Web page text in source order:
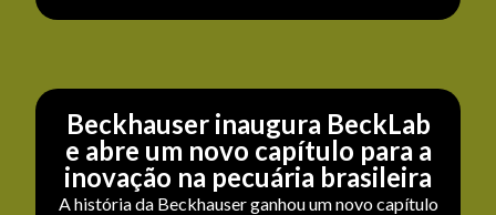
Beckhauser inaugura BeckLab
e abre um novo capítulo para a
inovação na pecuária brasileira
A história da Beckhauser ganhou um novo capítulo